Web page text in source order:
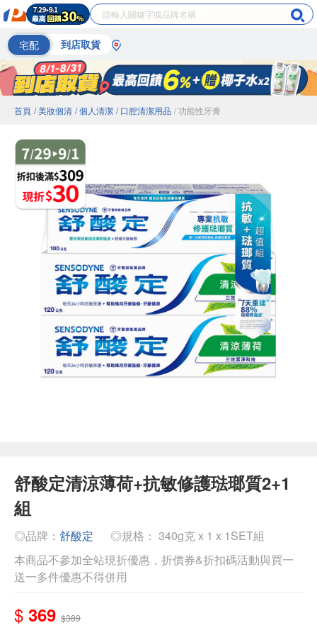
宅配 到店取貨
首頁 / 美妝個清 / 個人清潔 / 口腔清潔用品 / 功能性牙膏
舒酸定清涼薄荷+抗敏修護琺瑯質2+1
組
◎品牌： 舒酸定
◎規格： 340g克 x 1 x 1SET組
本商品不參加全站現折優惠，折價券&折扣碼活動與買一
送一多件優惠不得併用
$ 369 $389